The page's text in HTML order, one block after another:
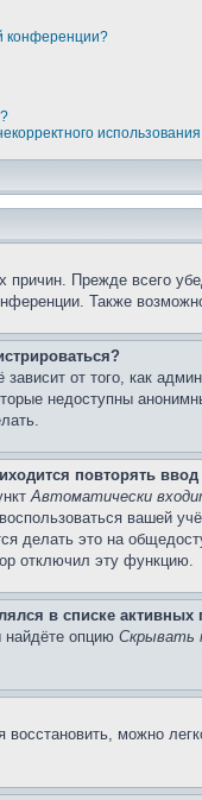
конференции?
причин. Прежде всего
Также
от того, как
недоступны
повторять
Автоматически
вашей
делать это на
отключил эту функцию.
в списке активных
найдёте опцию Скрывать
восстановить, можно